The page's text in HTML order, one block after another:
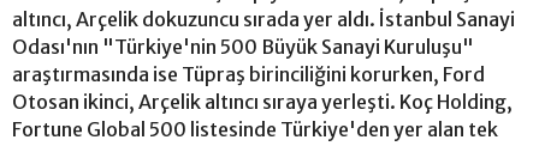
altıncı, Arçelik dokuzuncu sırada yer aldı. İstanbul Sanayi
Odası'nın "Türkiye'nin 500 Büyük Sanayi Kuruluşu"
araştırmasında ise Tüpraş birinciliğini korurken, Ford
Otosan ikinci, Arçelik altıncı sıraya yerleşti. Koç Holding,
Fortune Global 500 listesinde Türkiye'den yer alan tek